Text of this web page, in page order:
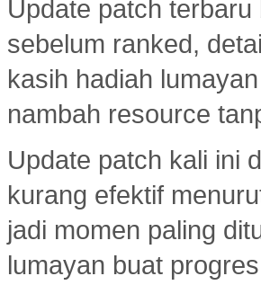
Update patch
sebelum ranked,
kasih hadiah
nambah resource
Update patch kali ini
kurang efektif
jadi momen paling
lumayan buat